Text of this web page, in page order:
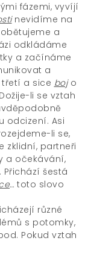
fázemi, vyvíjí
nevidíme na
a
odkládáme
a začínáme
a
a sice bojo
li se vztah
odcizení. Asi
li se,
zklidní, partneři
a očekávání,
šestá
… toto slovo
různé
s potomky,
Pokud vztah